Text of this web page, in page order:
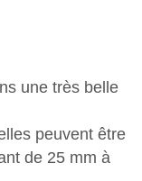
une très belle
peuvent être
de 25 mm à